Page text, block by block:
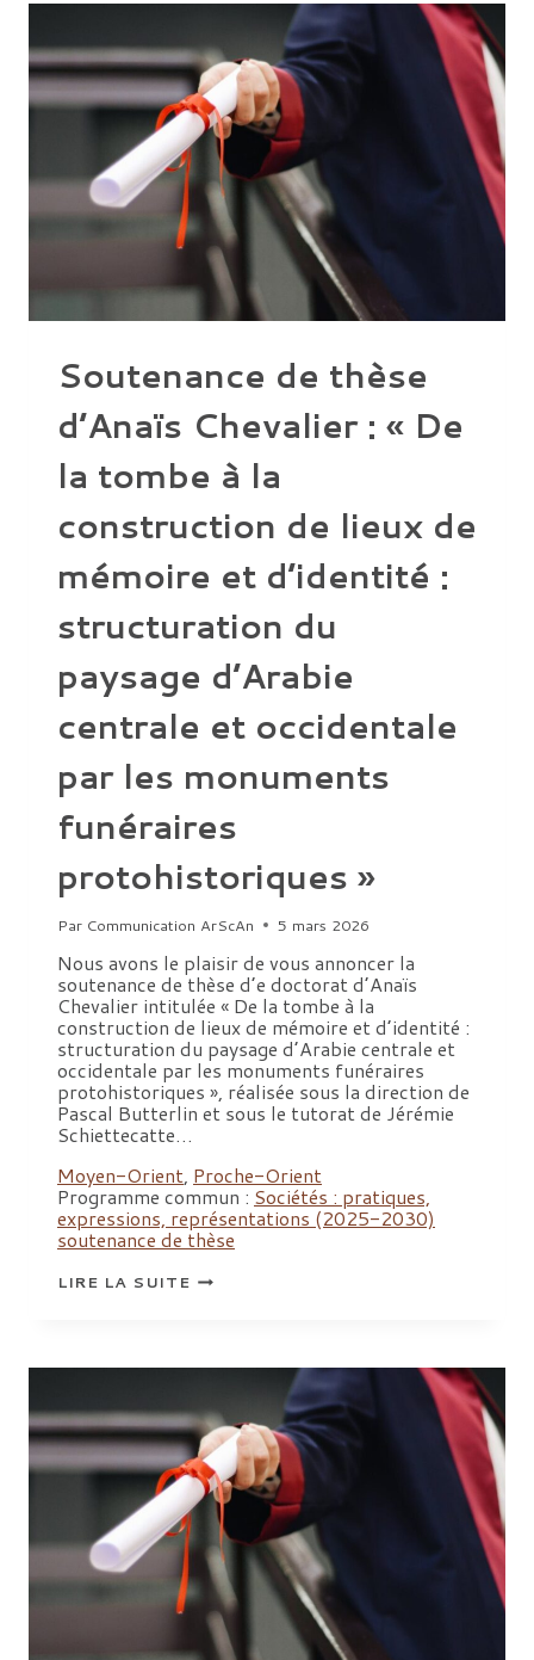
« TRAVAILLER
MÉTAL
À
LA
FIN
DU
NÉOLITHIQUE
ÉGÉEN
(VE-
IVE
MILL.
AV.
N.È.)
PRODUCTION,
DISTRIBUTION
ET
USAGE
MÉTAL »
Soutenance de thèse
d’Anaïs Chevalier : « De
la tombe à la
construction de lieux de
mémoire et d’identité :
structuration du
paysage d’Arabie
centrale et occidentale
par les monuments
funéraires
protohistoriques »
Par Communication ArScAn 5 mars 2026
Nous avons le plaisir de vous annoncer la
soutenance de thèse d’e doctorat d’Anaïs
Chevalier intitulée « De la tombe à la
construction de lieux de mémoire et d’identité :
structuration du paysage d’Arabie centrale et
occidentale par les monuments funéraires
protohistoriques », réalisée sous la direction de
Pascal Butterlin et sous le tutorat de Jérémie
Schiettecatte…
Moyen-Orient, Proche-Orient
Programme commun : Sociétés : pratiques,
expressions, représentations (2025-2030)
soutenance de thèse
LIRE LA SUITESOUTENANCE
DE
TOMBE
À
LA
CONSTRUCTION
DE
LIEUX
DE
MÉMOIRE
ET
D’IDENTITÉ
:
STRUCTURATION
DU
PAYSAGE
D’ARABIE